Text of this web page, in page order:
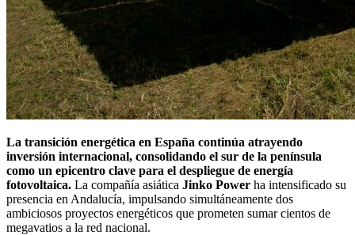
La transición energética en España continúa atrayendo
inversión internacional, consolidando el sur de la península
como un epicentro clave para el despliegue de energía
fotovoltaica. La compañía asiática Jinko Power ha intensificado su
presencia en Andalucía, impulsando simultáneamente dos
ambiciosos proyectos energéticos que prometen sumar cientos de
megavatios a la red nacional.